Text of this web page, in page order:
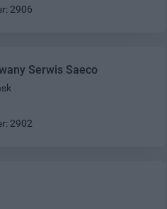
2906
Serwis Saeco
2902